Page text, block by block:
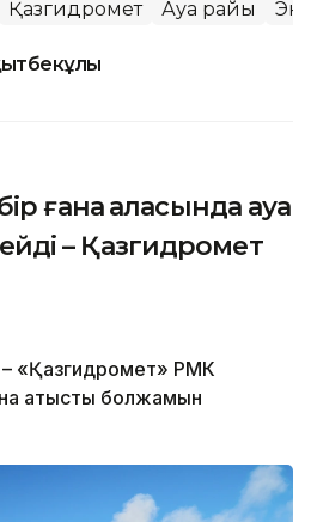
Қазгидромет Ауа райы
ғана қаласында ауа
– Қазгидромет
«Қазгидромет» РМК
қатысты болжамын